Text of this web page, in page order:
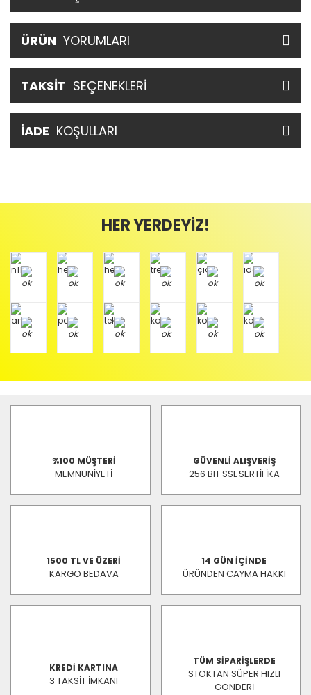
ÜRÜN YORUMLARI
TAKSİT SEÇENEKLERİ
İADE KOŞULLARI
HER YERDEYİZ!
%100 MÜŞTERİ
MEMNUNİYETİ
GÜVENLİ ALIŞVERİŞ
256 BIT SSL SERTİFİKA
1500 TL VE ÜZERİ
KARGO BEDAVA
14 GÜN İÇİNDE
ÜRÜNDEN CAYMA HAKKI
KREDİ KARTINA
3 TAKSİT İMKANI
TÜM SİPARİŞLERDE
STOKTAN SÜPER HIZLI
GÖNDERİ